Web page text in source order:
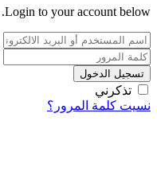
Login to your account below.
تسجيل الدخول
تذكرني
نسيت كلمة المرور؟